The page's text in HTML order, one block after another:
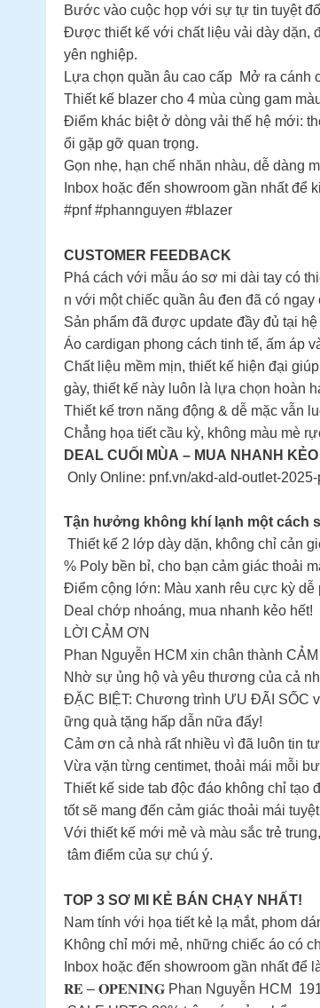
Bước vào cuộc họp với sự tự tin tuyệt
Được thiết kế với chất liệu vải dày dặn,
yên nghiệp.
Lựa chọn quần âu cao cấp Mở ra cánh
Thiết kế blazer cho 4 mùa cùng gam
Điểm khác biệt ở dòng vải thế hệ mới:
ổi gặp gỡ quan trọng.
Gọn nhẹ, hạn chế nhăn nhàu, dễ dàng
Inbox hoặc đến showroom gần nhất để
#pnf #phannguyen #blazer
CUSTOMER FEEDBACK
Phá cách với mẫu áo sơ mi dài tay có
n với một chiếc quần âu đen đã có
Sản phẩm đã được update đầy đủ tại
Áo cardigan phong cách tinh tế, ấm áp
Chất liệu mềm mịn, thiết kế hiện đại
gày, thiết kế này luôn là lựa chọn hoàn
Thiết kế trơn năng động & dễ mặc vẫn
Chẳng họa tiết cầu kỳ, không màu mè
DEAL CUỐI MÙA – MUA NHANH
Only Online: pnf.vn/akd-ald-outlet-2025-
Tận hưởng không khí lạnh một cách
Thiết kế 2 lớp dày dặn, không chỉ cản
% Poly bền bỉ, cho bạn cảm giác thoải
Điểm cộng lớn: Màu xanh rêu cực kỳ dễ
Deal chớp nhoáng, mua nhanh kẻo hết!
LỜI CẢM ƠN
Phan Nguyễn HCM xin chân thành
Nhờ sự ủng hộ và yêu thương của cả
ĐẶC BIỆT: Chương trình ƯU ĐÃI SỐC
ững quà tặng hấp dẫn nữa đấy!
Cảm ơn cả nhà rất nhiều vì đã luôn tin
Vừa vặn từng centimet, thoải mái mỗi
Thiết kế side tab độc đáo không chỉ tạo
tốt sẽ mang đến cảm giác thoải mái
Với thiết kế mới mẻ và màu sắc trẻ
tâm điểm của sự chú ý.
TOP 3 SƠ MI KẺ BÁN CHẠY NHẤT!
Nam tính với họa tiết kẻ lạ mắt, phom
Không chỉ mới mẻ, những chiếc áo có
Inbox hoặc đến showroom gần nhất để
𝐑𝐄 – 𝐎𝐏𝐄𝐍𝐈𝐍𝐆 Phan Nguyễn HCM